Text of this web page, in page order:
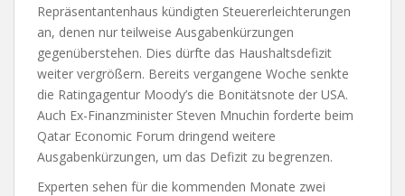
Repräsentantenhaus kündigten Steuererleichterungen
an, denen nur teilweise Ausgabenkürzungen
gegenüberstehen. Dies dürfte das Haushaltsdefizit
weiter vergrößern. Bereits vergangene Woche senkte
die Ratingagentur Moody’s die Bonitätsnote der USA.
Auch Ex-Finanzminister Steven Mnuchin forderte beim
Qatar Economic Forum dringend weitere
Ausgabenkürzungen, um das Defizit zu begrenzen.
Experten sehen für die kommenden Monate zwei